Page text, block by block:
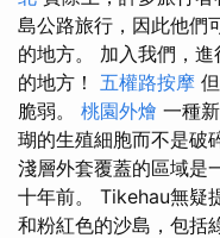
島公路旅行，因此他們
的地方。 加入我們，
的地方！ 五權路按摩
脆弱。 桃園外燴 一種
瑚的生殖細胞而不是破
淺層外套覆蓋的區域是
十年前。 Tikehau無疑
和粉紅色的沙島，包括